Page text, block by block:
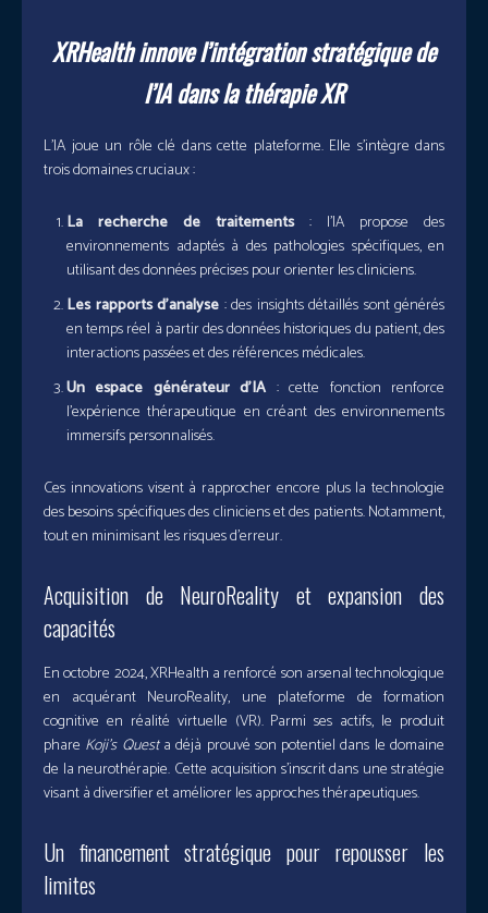
XRHealth innove l’intégration stratégique de
l’IA dans la thérapie XR
L’IA joue un rôle clé dans cette plateforme. Elle s’intègre dans
trois domaines cruciaux :
La recherche de traitements: l’IA propose des
environnements adaptés à des pathologies spécifiques, en
utilisant des données précises pour orienter les cliniciens.
Les rapports d’analyse : des insights détaillés sont générés
en temps réel à partir des données historiques du patient, des
interactions passées et des références médicales.
Un espace générateur d’IA : cette fonction renforce
l’expérience thérapeutique en créant des environnements
immersifs personnalisés.
Ces innovations visent à rapprocher encore plus la technologie
des besoins spécifiques des cliniciens et des patients. Notamment,
tout en minimisant les risques d’erreur.
Acquisition de NeuroReality et expansion des
capacités
En octobre 2024, XRHealth a renforcé son arsenal technologique
en acquérant NeuroReality, une plateforme de formation
cognitive en réalité virtuelle (VR). Parmi ses actifs, le produit
phare Koji’s Questa déjà prouvé son potentiel dans le domaine
de la neurothérapie. Cette acquisition s’inscrit dans une stratégie
visant à diversifier et améliorer les approches thérapeutiques.
Un financement stratégique pour repousser les
limites